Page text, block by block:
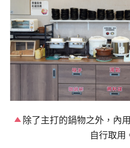
除了主打的鍋物之外，內
自行取用